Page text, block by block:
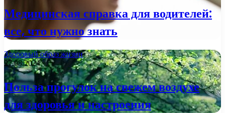
Медицинская справка для водителей:
все, что нужно знать
Здоровый образ жизни
27.08.2024
Польза прогулок на свежем воздухе
для здоровья и настроения